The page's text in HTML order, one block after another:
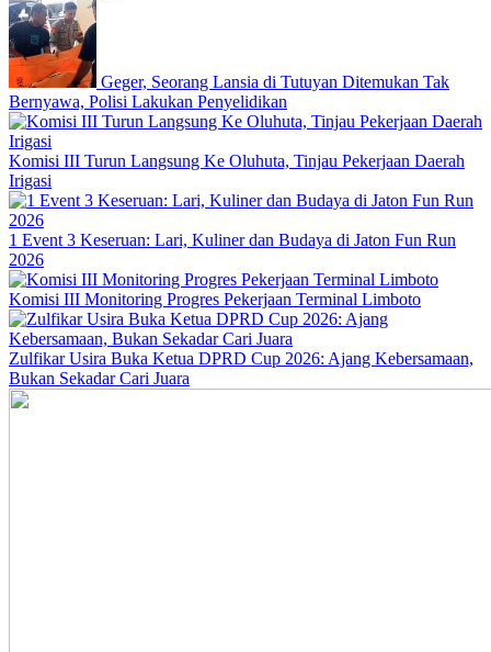
Geger, Seorang Lansia di Tutuyan Ditemukan Tak
Bernyawa, Polisi Lakukan Penyelidikan
Komisi III Turun Langsung Ke Oluhuta, Tinjau Pekerjaan Daerah
Irigasi
1 Event 3 Keseruan: Lari, Kuliner dan Budaya di Jaton Fun Run
2026
Komisi III Monitoring Progres Pekerjaan Terminal Limboto
Zulfikar Usira Buka Ketua DPRD Cup 2026: Ajang Kebersamaan,
Bukan Sekadar Cari Juara